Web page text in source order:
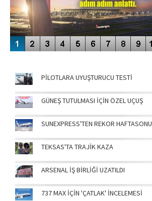
PİLOTLARA UYUŞTURUCU TESTİ
GÜNEŞ TUTULMASI İÇİN ÖZEL UÇUŞ
SUNEXPRESS'TEN REKOR HAFTASONU
TEKSAS'TA TRAJİK KAZA
ARSENAL İŞ BİRLİĞİ UZATILDI
737 MAX İÇİN 'ÇATLAK' İNCELEMESİ